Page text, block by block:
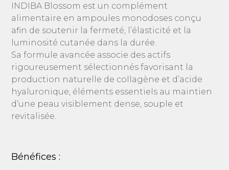
INDIBA Blossom est un complément
alimentaire en ampoules monodoses conçu
afin de soutenir la fermeté, l’élasticité et la
luminosité cutanée dans la durée.
Sa formule avancée associe des actifs
rigoureusement sélectionnés favorisant la
production naturelle de collagène et d’acide
hyaluronique, éléments essentiels au maintien
d’une peau visiblement dense, souple et
revitalisée.
Bénéfices :